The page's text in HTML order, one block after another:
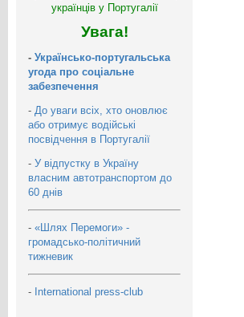
українців у Португалії
Увага!
- Українсько-португальська
угода про соціальне
забезпечення
- До уваги всіх, хто оновлює
або отримує водійські
посвідчення в Португалії
- У відпустку в Україну
власним автотранспортом до
60 днів
- «Шлях Перемоги» -
громадсько-політичний
тижневик
- International press-club